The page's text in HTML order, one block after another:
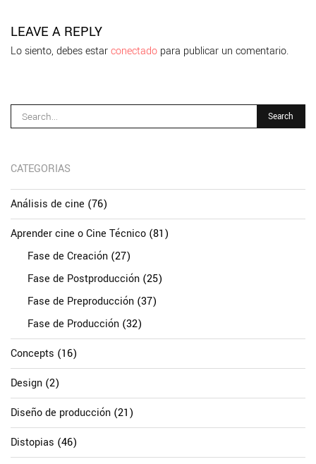
LEAVE A REPLY
Lo siento, debes estarconectado para publicar un comentario.
CATEGORIAS
Análisis de cine (76)
Aprender cine o Cine Técnico (81)
Fase de Creación (27)
Fase de Postproducción (25)
Fase de Preproducción (37)
Fase de Producción (32)
Concepts (16)
Design (2)
Diseño de producción (21)
Distopias (46)